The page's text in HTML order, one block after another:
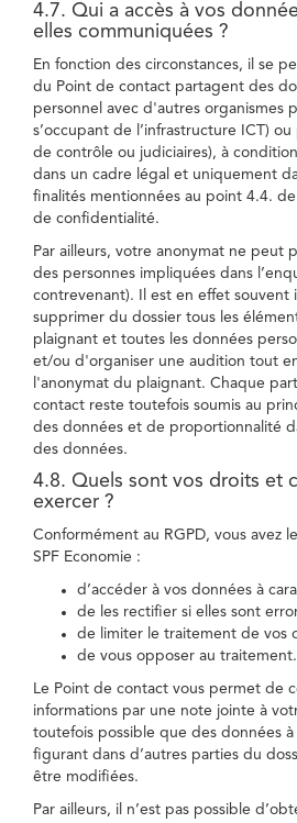
4.7. Qui a accès à vos
elles communiquées ?
En fonction des circonstances, il se
du Point de contact partagent des
personnel avec d'autres organismes
s’occupant de l’infrastructure ICT)
de contrôle ou judiciaires), à
dans un cadre légal et uniquement
finalités mentionnées au point 4.4.
de confidentialité.
Par ailleurs, votre anonymat ne peut
des personnes impliquées dans
contrevenant). Il est en effet souvent
supprimer du dossier tous les
plaignant et toutes les données
et/ou d'organiser une audition tout
l'anonymat du plaignant. Chaque
contact reste toutefois soumis au
des données et de proportionnalité
des données.
4.8. Quels sont vos droits et
exercer ?
Conformément au RGPD, vous avez
SPF Economie :
d’accéder à vos données à
de les rectifier si elles sont
de limiter le traitement de vos
de vous opposer au traitement.
Le Point de contact vous permet de
informations par une note jointe à
toutefois possible que des données à
figurant dans d’autres parties du
être modifiées.
Par ailleurs, il n’est pas possible